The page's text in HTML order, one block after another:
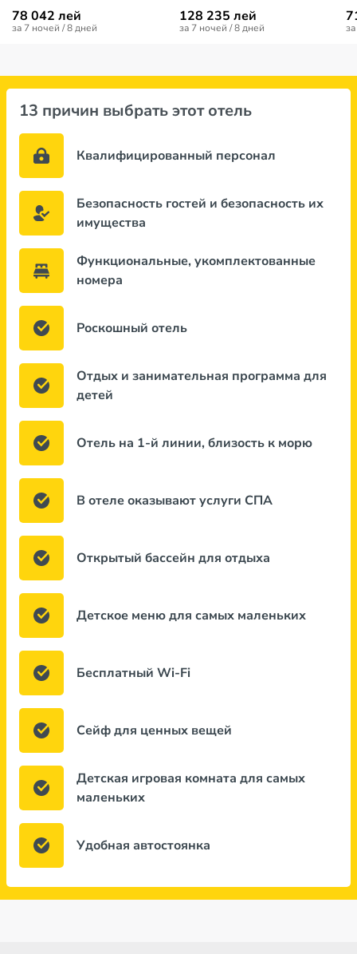
78 042 лей
за 7 ночей / 8 дней
128 235 лей
за 7 ночей / 8 дней
13 причин выбрать этот отель
Квалифицированный персонал
Безопасность гостей и безопасность их
имущества
Функциональные, укомплектованные
номера
Роскошный отель
Отдых и занимательная программа для
детей
Отель на 1-й линии, близость к морю
В отеле оказывают услуги СПА
Открытый бассейн для отдыха
Детское меню для самых маленьких
Бесплатный Wi-Fi
Сейф для ценных вещей
Детская игровая комната для самых
маленьких
Удобная автостоянка